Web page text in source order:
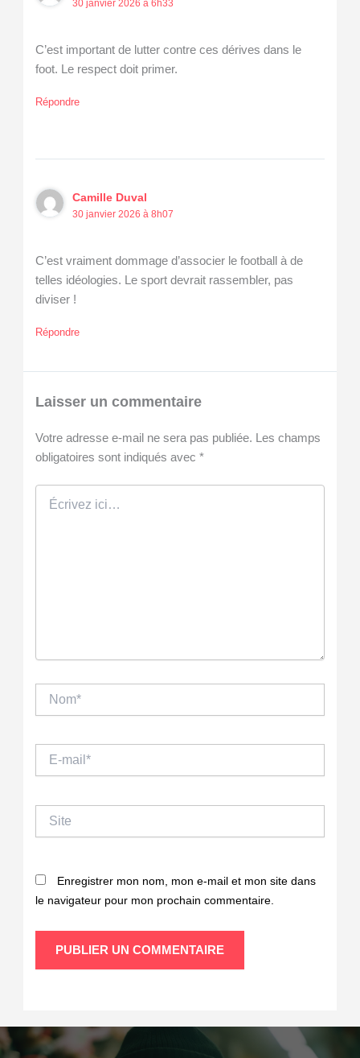
30 janvier 2026 à 6h33
C’est important de lutter contre ces dérives dans le
foot. Le respect doit primer.
Répondre
Camille Duval
30 janvier 2026 à 8h07
C’est vraiment dommage d’associer le football à de
telles idéologies. Le sport devrait rassembler, pas
diviser !
Répondre
Laisser un commentaire
Votre adresse e-mail ne sera pas publiée.
Les champs
obligatoires sont indiqués avec *
ici…
mail*
Enregistrer mon nom, mon e-mail et mon site dans
le navigateur pour mon prochain commentaire.